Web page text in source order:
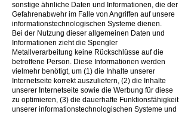
sonstige ähnliche Daten und Informationen, die der
Gefahrenabwehr im Falle von Angriffen auf unsere
informationstechnologischen Systeme dienen.
Bei der Nutzung dieser allgemeinen Daten und
Informationen zieht die Spengler
Metallverarbeitung keine Rückschlüsse auf die
betroffene Person. Diese Informationen werden
vielmehr benötigt, um (1) die Inhalte unserer
Internetseite korrekt auszuliefern, (2) die Inhalte
unserer Internetseite sowie die Werbung für diese
zu optimieren, (3) die dauerhafte Funktionsfähigkeit
unserer informationstechnologischen Systeme und